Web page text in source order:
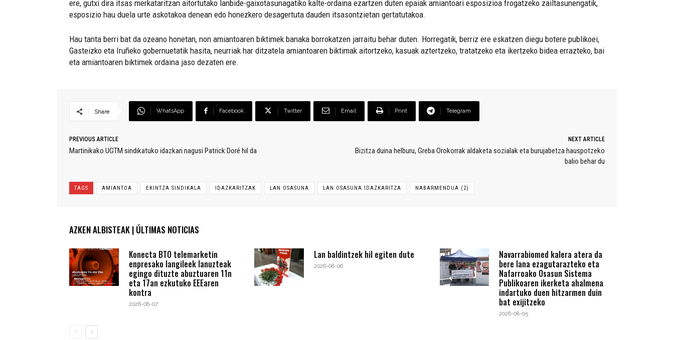
ere, gutxi dira itsas merkataritzan aitortutako lanbide-gaixotasunagatiko kalte-ordaina ezartzen duten epaiak amiantoari esposizioa frogatzeko zailtasunengatik,
esposizio hau duela urte askotakoa denean edo honezkero desagertuta dauden itsasontzietan gertatutakoa.
Hau tanta berri bat da ozeano honetan, non amiantoaren biktimek banaka borrokatzen jarraitu behar duten. Horregatik, berriz ere eskatzen diegu botere publikoei,
Gasteizko eta Iruñeko gobernuetatik hasita, neurriak har ditzatela amiantoaren biktimak aitortzeko, kasuak aztertzeko, tratatzeko eta ikertzeko bidea errazteko, bai
eta amiantoaren biktimek ordaina jaso dezaten ere.
Share WhatsApp Facebook Twitter Email Print Telegram
PREVIOUS ARTICLE
Martinikako UGTM sindikatuko idazkari nagusi Patrick Doré hil da
NEXT ARTICLE
Bizitza duina helburu, Greba Orokorrak aldaketa sozialak eta burujabetza hauspotzeko
balio behar du
TAGS AMIANTOA EKINTZA SINDIKALA IDAZKARITZAK LAN OSASUNA LAN OSASUNA IDAZKARITZA NABARMENDUA (2)
AZKEN ALBISTEAK | ÚLTIMAS NOTICIAS
Konecta BTO telemarketin
enpresako langileek lanuzteak
egingo dituzte abuztuaren 11n
eta 17an ezkutuko EEEaren
kontra
2026-08-07
Lan baldintzek hil egiten dute
2026-08-06
Navarrabiomed kalera atera da
bere lana ezagutarazteko eta
Nafarroako Osasun Sistema
Publikoaren ikerketa ahalmena
indartuko duen hitzarmen duin
bat exijitzeko
2026-08-05